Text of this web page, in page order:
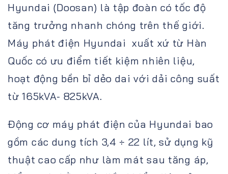
Hyundai (Doosan) là tập đoàn có tốc độ
tăng trưởng nhanh chóng trên thế giới.
Máy phát điện Hyundai xuất xứ từ Hàn
Quốc có ưu điểm tiết kiệm nhiên liệu,
hoạt động bền bỉ dẻo dai với dải công suất
từ 165kVA- 825kVA.
Động cơ máy phát điện của Hyundai bao
gồm các dung tích 3,4 ÷ 22 lít, sử dụng kỹ
thuật cao cấp như làm mát sau tăng áp,